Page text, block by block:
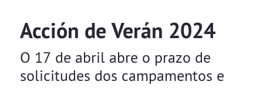
Acción de Verán 2024
O 17 de abril abre o prazo de
solicitudes dos campamentos e